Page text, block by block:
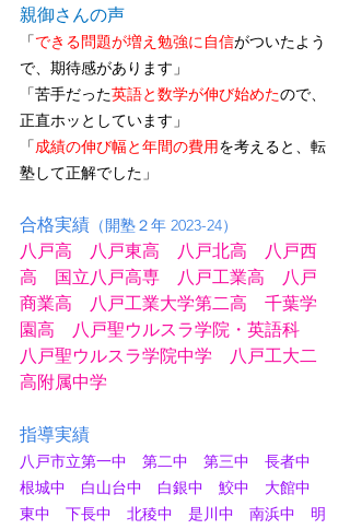
親御さんの声
「できる問題が増え勉強に自信がついたよう
で、期待感があります」
「苦手だった英語と数学が伸び始めたので、
正直ホッとしています」
「成績の伸び幅と年間の費用を考えると、転
塾して正解でした」
合格実績 （開塾２年 2023-24）
八戸高　八戸東高　八戸北高　八戸西
高　国立八戸高専　八戸工業高　八戸
商業高　八戸工業大学第二高　千葉学
園高　八戸聖ウルスラ学院・英語科
八戸聖ウルスラ学院中学　八戸工大二
高附属中学
指導実績
八戸市立第一中　第二中　第三中　長者中
根城中　白山台中　白銀中　鮫中　大館中
東中　下長中　北稜中　是川中　南浜中　明